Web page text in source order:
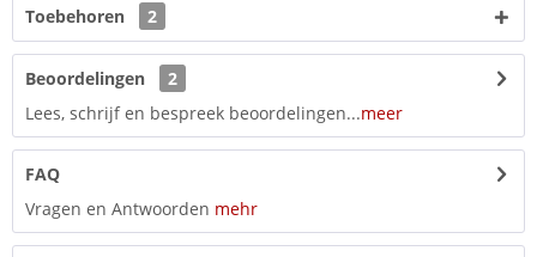
Toebehoren 2
Beoordelingen
2
Lees, schrijf en bespreek beoordelingen...meer
FAQ
Vragen en Antwoorden mehr